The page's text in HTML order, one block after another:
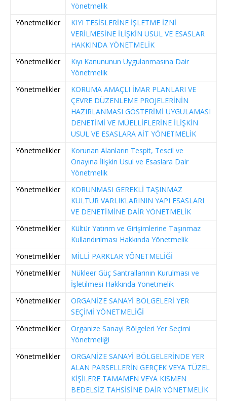
Yönetmelik
Yönetmelikler
KIYI TESİSLERİNE İŞLETME İZNİ
VERİLMESİNE İLİŞKİN USUL VE ESASLAR
HAKKINDA YÖNETMELİK
Yönetmelikler
Kıyı Kanununun Uygulanmasına Dair
Yönetmelik
Yönetmelikler
KORUMA AMAÇLI İMAR PLANLARI VE
ÇEVRE DÜZENLEME PROJELERİNİN
HAZIRLANMASI GÖSTERİMİ UYGULAMASI
DENETİMİ VE MÜELLİFLERİNE İLİŞKİN
USUL VE ESASLARA AİT YÖNETMELİK
Yönetmelikler
Korunan Alanların Tespit, Tescil ve
Onayına İlişkin Usul ve Esaslara Dair
Yönetmelik
Yönetmelikler
KORUNMASI GEREKLİ TAŞINMAZ
KÜLTÜR VARLIKLARININ YAPI ESASLARI
VE DENETİMİNE DAİR YÖNETMELİK
Yönetmelikler
Kültür Yatırım ve Girişimlerine Taşınmaz
Kullandırılması Hakkında Yönetmelik
Yönetmelikler
MİLLİ PARKLAR YÖNETMELİĞİ
Yönetmelikler
Nükleer Güç Santrallarının Kurulması ve
İşletilmesi Hakkında Yönetmelik
Yönetmelikler
ORGANİZE SANAYİ BÖLGELERİ YER
SEÇİMİ YÖNETMELİĞİ
Yönetmelikler
Organize Sanayi Bölgeleri Yer Seçimi
Yönetmeliği
Yönetmelikler
ORGANİZE SANAYİ BÖLGELERİNDE YER
ALAN PARSELLERİN GERÇEK VEYA TÜZEL
KİŞİLERE TAMAMEN VEYA KISMEN
BEDELSİZ TAHSİSİNE DAİR YÖNETMELİK